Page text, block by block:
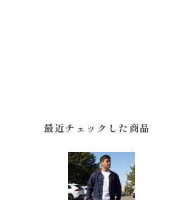
最近チェックした商品